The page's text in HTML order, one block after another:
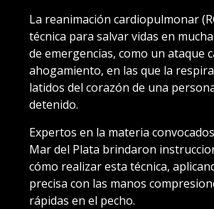
La reanimación cardiopulmonar
técnica para salvar vidas en
de emergencias, como un ataque
ahogamiento, en las que la
latidos del corazón de una
detenido.
Expertos en la materia
Mar del Plata brindaron
cómo realizar esta técnica,
precisa con las manos
rápidas en el pecho.